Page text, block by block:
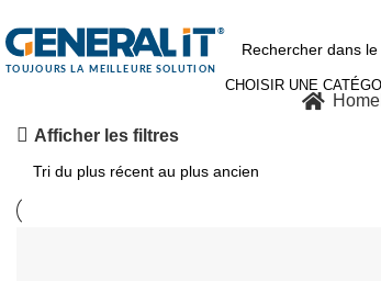
Home
Accueil Marques
TP-LINK
Afficher les filtres